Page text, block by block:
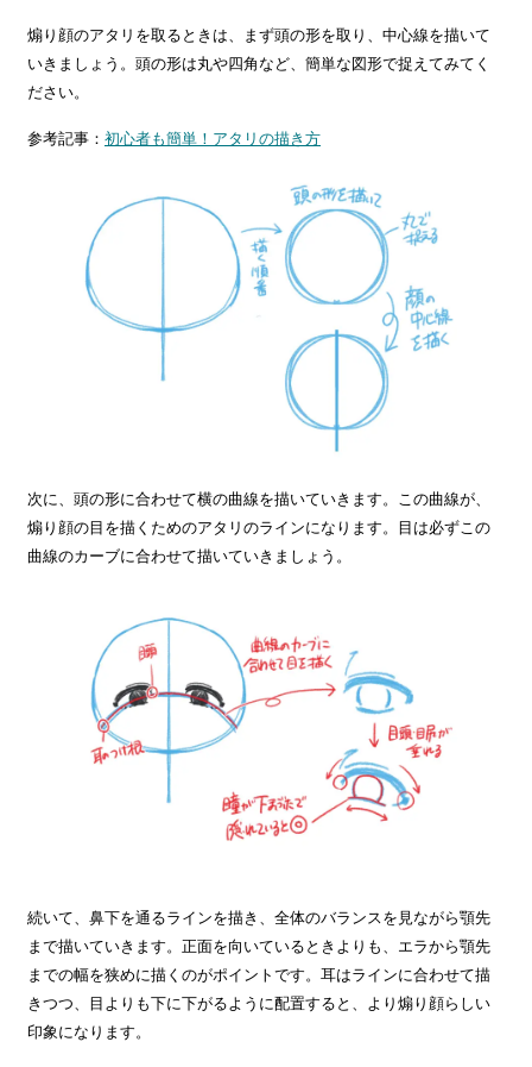
煽り顔のアタリを取るときは、まず頭の形を取り、中心線を描いて
いきましょう。頭の形は丸や四角など、簡単な図形で捉えてみてく
ださい。
参考記事： 初心者も簡単！アタリの描き方
次に、頭の形に合わせて横の曲線を描いていきます。この曲線が、
煽り顔の目を描くためのアタリのラインになります。目は必ずこの
曲線のカーブに合わせて描いていきましょう。
続いて、鼻下を通るラインを描き、全体のバランスを見ながら顎先
まで描いていきます。正面を向いているときよりも、エラから顎先
までの幅を狭めに描くのがポイントです。耳はラインに合わせて描
きつつ、目よりも下に下がるように配置すると、より煽り顔らしい
印象になります。